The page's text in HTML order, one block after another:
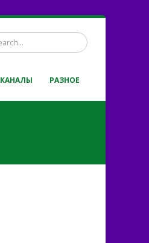
КАНАЛЫ РАЗНОЕ